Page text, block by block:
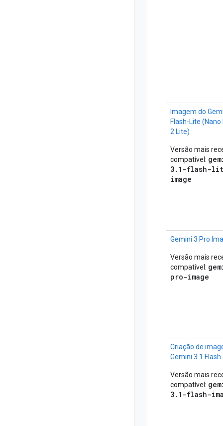
Imagem do
Flash-Lite
2 Lite)
Versão mais
compatível:
3.1-flash-
image
Gemini 3 Pro
Versão mais
compatível:
pro-image
Criação de
Gemini 3.1 Flash
Versão mais
compatível:
3.1-flash-